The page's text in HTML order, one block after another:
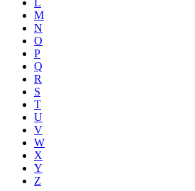
M
N
O
P
Q
R
S
T
U
V
W
X
Y
Z